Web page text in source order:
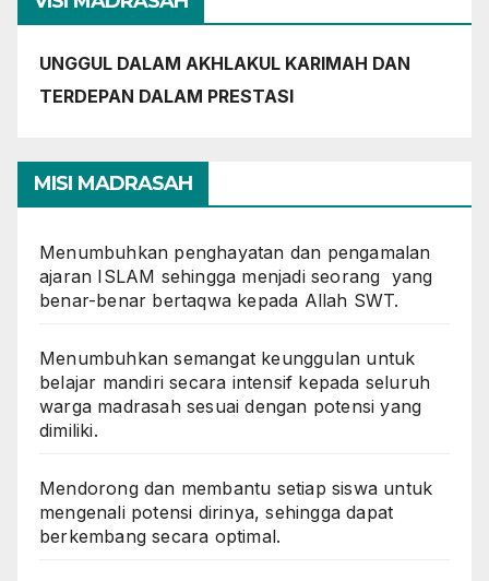
UNGGUL DALAM AKHLAKUL KARIMAH DAN
TERDEPAN DALAM PRESTASI
MISI MADRASAH
Menumbuhkan penghayatan dan pengamalan
ajaran ISLAM sehingga menjadi seorang yang
benar-benar bertaqwa kepada Allah SWT.
Menumbuhkan semangat keunggulan untuk
belajar mandiri secara intensif kepada seluruh
warga madrasah sesuai dengan potensi yang
dimiliki.
Mendorong dan membantu setiap siswa untuk
mengenali potensi dirinya, sehingga dapat
berkembang secara optimal.